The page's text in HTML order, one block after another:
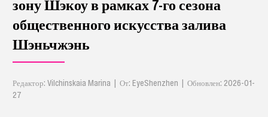
зону Шэкоу в рамках 7-го сезона
общественного искусства залива
Шэньчжэнь
Редактор: Vilchinskaia Marina | От: EyeShenzhen | Обновлен: 2026-01-
27